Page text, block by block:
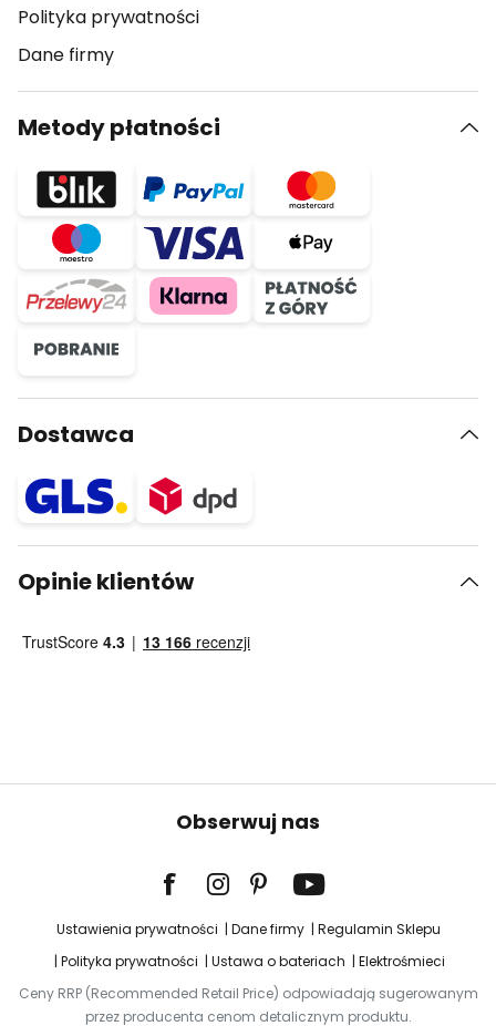
Polityka prywatności
Dane firmy
Metody płatności
Dostawca
Opinie klientów
Obserwuj nas
Ustawienia prywatności Dane firmy
Regulamin Sklepu
Polityka prywatności
Ustawa o bateriach
Elektrośmieci
Ceny RRP (Recommended Retail Price) odpowiadają sugerowanym
przez producenta cenom detalicznym produktu.